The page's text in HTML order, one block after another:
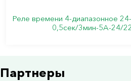
Реле времени 4-диапазонное
0,5сек/3мин-5A-24/
Партнеры